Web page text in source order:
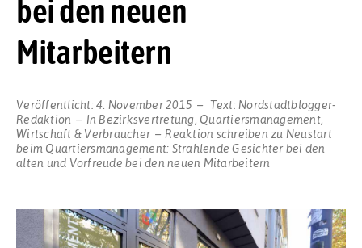
bei den neuen
Mitarbeitern
Veröffentlicht:4. November 2015 Text: Nordstadtblogger-
Redaktion
In Bezirksvertretung, Quartiersmanagement,
Wirtschaft & Verbraucher
Reaktion schreiben zu Neustart
beim Quartiersmanagement: Strahlende Gesichter bei den
alten und Vorfreude bei den neuen Mitarbeitern